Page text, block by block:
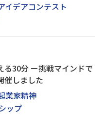
イデアコンテスト
る30分 ー挑戦マインドで
催しました
業家精神
ップ